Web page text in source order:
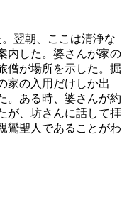
翌朝、ここは清浄な
内した。婆さんが家の
僧が場所を示した。掘
家の入用だけしか出
。ある時、婆さんが約
が、坊さんに話して拝
鸞聖人であることがわ